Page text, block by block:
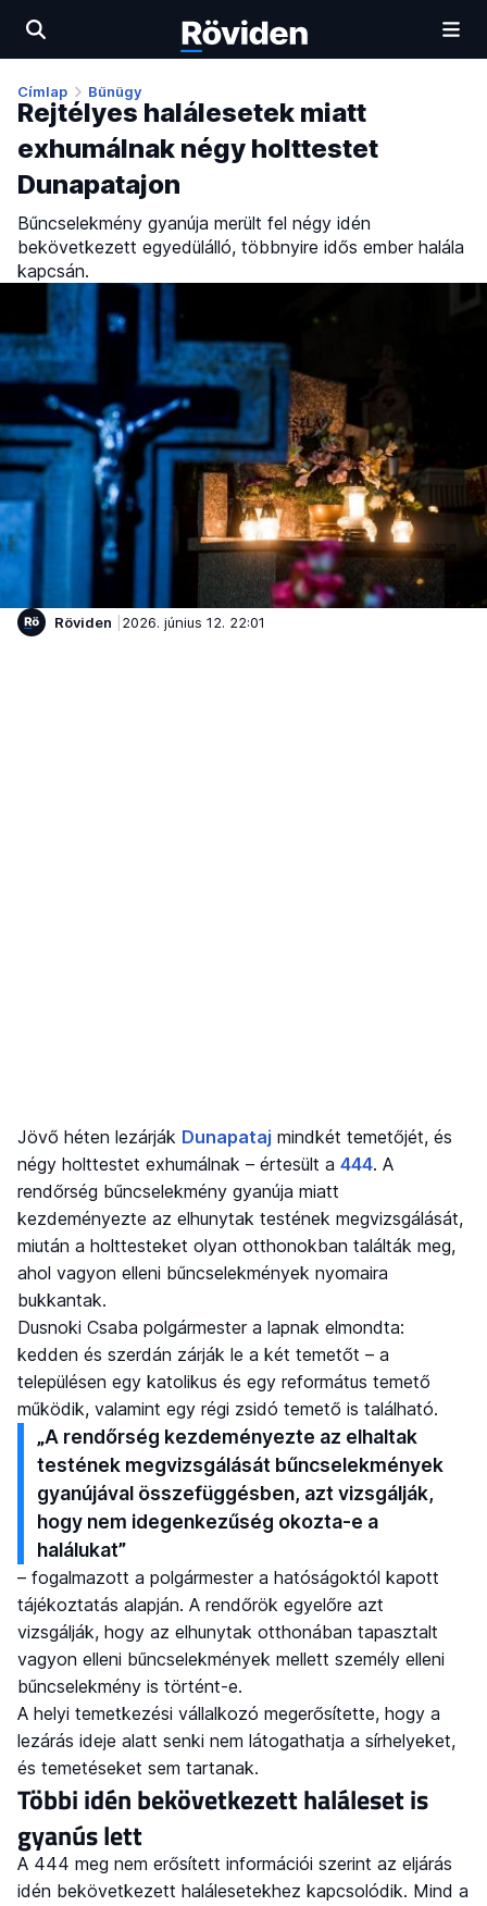
Címlap Bűnügy
Rejtélyes halálesetek miatt
exhumálnak négy holttestet
Dunapatajon
Bűncselekmény gyanúja merült fel négy idén
bekövetkezett egyedülálló, többnyire idős ember halála
kapcsán.
Röviden 2026. június 12. 22:01
Jövő héten lezárják Dunapataj mindkét temetőjét, és
négy holttestet exhumálnak – értesült a 444. A
rendőrség bűncselekmény gyanúja miatt
kezdeményezte az elhunytak testének megvizsgálását,
miután a holttesteket olyan otthonokban találták meg,
ahol vagyon elleni bűncselekmények nyomaira
bukkantak.
Dusnoki Csaba polgármester a lapnak elmondta:
kedden és szerdán zárják le a két temetőt – a
településen egy katolikus és egy református temető
működik, valamint egy régi zsidó temető is található.
„A rendőrség kezdeményezte az elhaltak
testének megvizsgálását bűncselekmények
gyanújával összefüggésben, azt vizsgálják,
hogy nem idegenkezűség okozta-e a
halálukat”
– fogalmazott a polgármester a hatóságoktól kapott
tájékoztatás alapján. A rendőrök egyelőre azt
vizsgálják, hogy az elhunytak otthonában tapasztalt
vagyon elleni bűncselekmények mellett személy elleni
bűncselekmény is történt-e.
A helyi temetkezési vállalkozó megerősítette, hogy a
lezárás ideje alatt senki nem látogathatja a sírhelyeket,
és temetéseket sem tartanak.
Többi idén bekövetkezett haláleset is
gyanús lett
A 444 meg nem erősített információi szerint az eljárás
idén bekövetkezett halálesetekhez kapcsolódik. Mind a